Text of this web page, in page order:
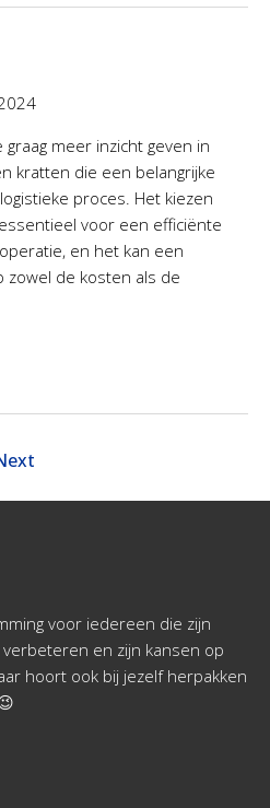
meer inzicht geven in
kratten die een belangrijke
proces. Het kiezen
voor een efficiënte
en het kan een
zowel de kosten als de
voor iedereen die zijn
en zijn kansen op
hoort ook bij jezelf herpakken